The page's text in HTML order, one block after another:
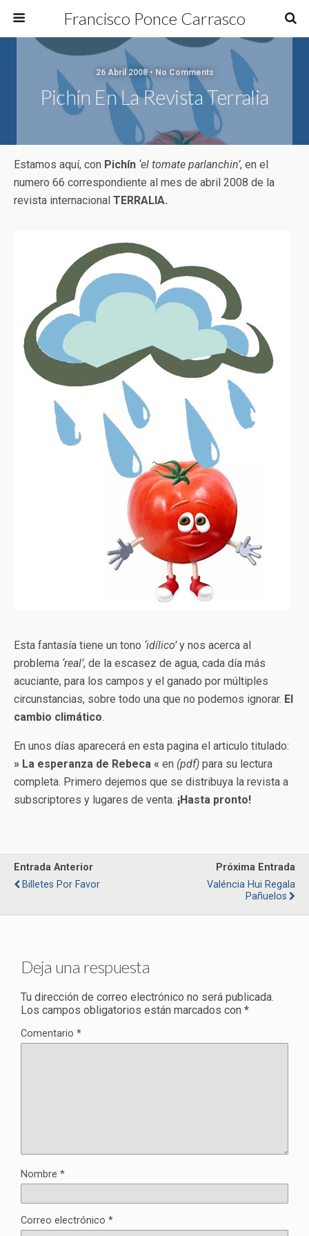
Francisco Ponce Carrasco
26 Abril 2008 • No Comments
Pichín En La Revista Terralia
Estamos aquí, con Pichín ‘el tomate parlanchin’, en el
numero 66 correspondiente al mes de abril 2008 de la
revista internacional TERRALIA.
Esta fantasía tiene un tono ‘idílico’y nos acerca al
problema ‘real’, de la escasez de agua, cada día más
acuciante, para los campos y el ganado por múltiples
circunstancias, sobre todo una que no podemos ignorar. El
cambio climático.
En unos días aparecerá en esta pagina el articulo titulado:
» La esperanza de Rebeca « en (pdf) para su lectura
completa. Primero dejemos que se distribuya la revista a
subscriptores y lugares de venta. ¡Hasta pronto!
Entrada Anterior
Billetes Por Favor
Próxima Entrada
Valéncia Hui Regala
Pañuelos
Deja una respuesta
Tu dirección de correo electrónico no será publicada.
Los campos obligatorios están marcados con *
Comentario *
Nombre *
Correo electrónico *